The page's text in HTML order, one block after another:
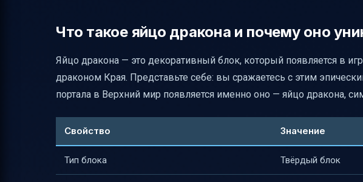
Интересные факты и советы
Полезные ссылки
Что такое яйцо дракона и почему оно
Яйцо дракона — это декоративный блок, который появляется в
драконом Края. Представьте себе: вы сражаетесь с этим
портала в Верхний мир появляется именно оно — яйцо дракона,
Свойство Значение
Тип блока Твёрдый блок